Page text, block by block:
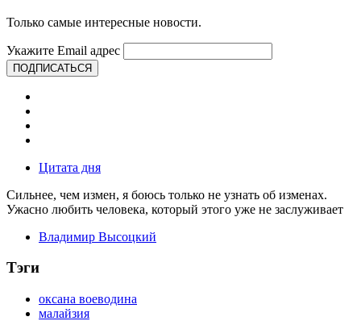
Только самые интересные новости.
Укажите Email адрес
ПОДПИСАТЬСЯ
Цитата дня
Сильнее, чем измен, я боюсь только не узнать об изменах.
Ужасно любить человека, который этого уже не заслуживает
Владимир Высоцкий
Тэги
оксана воеводина
малайзия